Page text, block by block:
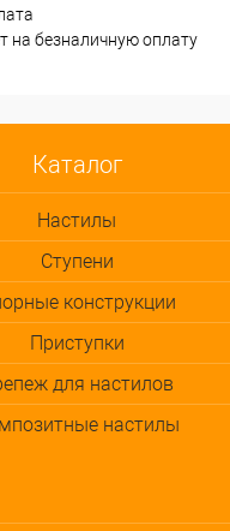
на безналичную оплату
Каталог
Настилы
Ступени
конструкции
Приступки
для настилов
настилы